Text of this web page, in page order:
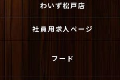
わいず松戸店
社員用求人ページ
フード